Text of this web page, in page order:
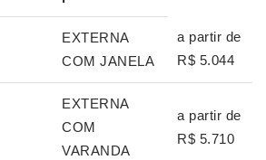
EXTERNA
COM JANELA
a partir de
R$ 5.044
EXTERNA
COM
VARANDA
a partir de
R$ 5.710